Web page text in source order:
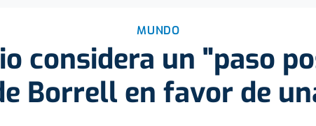
MUNDO
considera un "paso
Borrell en favor de